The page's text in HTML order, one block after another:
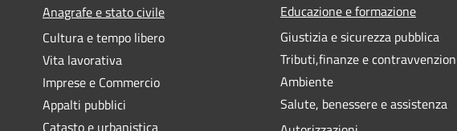
Anagrafe e stato civile
Cultura e tempo libero
Vita lavorativa
Imprese e Commercio
Appalti pubblici
Catasto e urbanistica
Educazione e formazione
Giustizia e sicurezza pubblica
Tributi,finanze e
Ambiente
Salute, benessere e assistenza